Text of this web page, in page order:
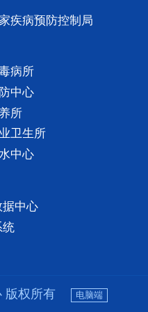
疾病预防控制局
病所
中心
所
卫生所
中心
据中心
统
版权所有 电脑端